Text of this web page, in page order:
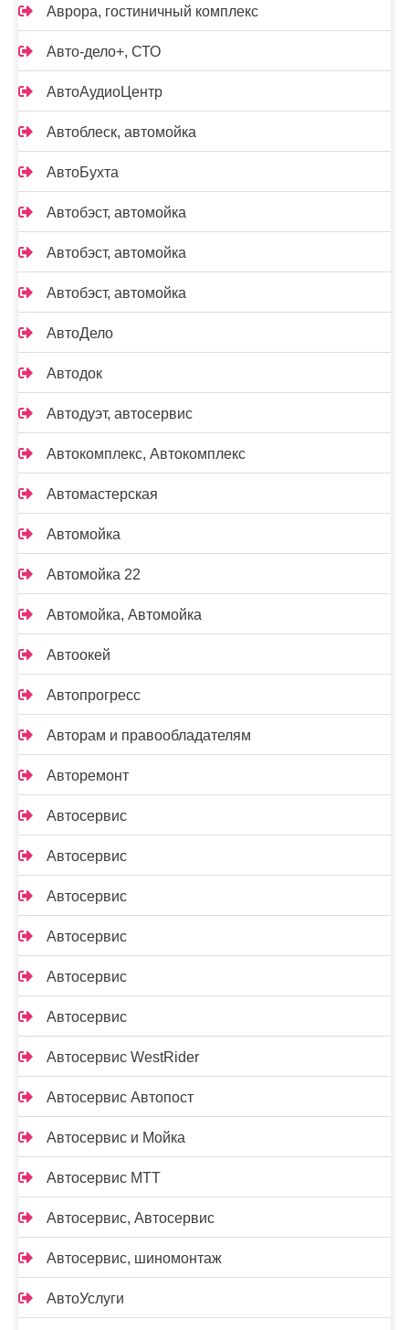
Аврора, гостиничный комплекс
Авто-дело+, СТО
АвтоАудиоЦентр
Автоблеск, автомойка
АвтоБухта
Автобэст, автомойка
Автобэст, автомойка
Автобэст, автомойка
АвтоДело
Автодок
Автодуэт, автосервис
Автокомплекс, Автокомплекс
Автомастерская
Автомойка
Автомойка 22
Автомойка, Автомойка
Автоокей
Автопрогресс
Авторам и правообладателям
Авторемонт
Автосервис
Автосервис
Автосервис
Автосервис
Автосервис
Автосервис
Автосервис WestRider
Автосервис Автопост
Автосервис и Мойка
Автосервис МТТ
Автосервис, Автосервис
Автосервис, шиномонтаж
АвтоУслуги